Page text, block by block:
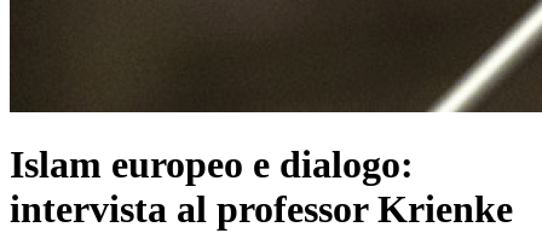
Islam europeo e dialogo:
intervista al professor Krienke